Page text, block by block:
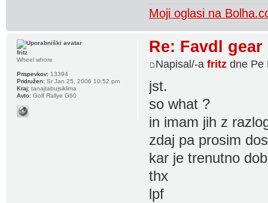
Moji oglasi na
Re: Favdl
Napisal/-afritz dne Pe
jst.
so what ?
in imam jih z
zdaj pa prosim
kar je trenutno
thx
lpf
fritz
Wheel whore
Prispevkov: 13394
Pridružen: Sr Jan 25, 2006 10:52 pm
Kraj: tanajtabujsiklima
Avto: Golf Rallye G60